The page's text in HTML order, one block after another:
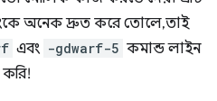
অনেক দ্রুত করে তোলে, তাই
এবং -gdwarf-5 কমান্ড লাইন